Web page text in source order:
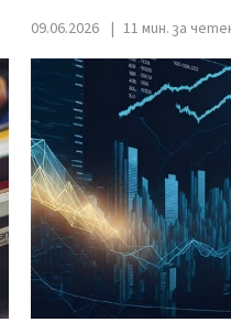
09.06.2026 11 мин. за